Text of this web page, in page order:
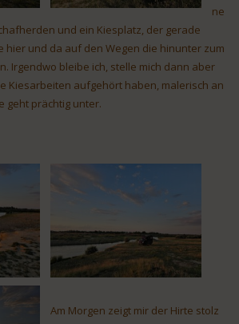
ne
und ein Kiesplatz, der gerade
hier und da auf den Wegen die hinunter zum
Irgendwo bleibe ich, stelle mich dann aber
Kiesarbeiten aufgehört haben, malerisch an
geht prächtig unter.
Am Morgen zeigt mir der Hirte stolz